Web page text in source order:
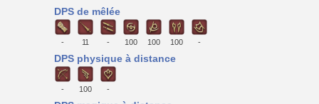
DPS de mêlée
- 11 - 100 100 100 -
DPS physique à distance
- 100 -